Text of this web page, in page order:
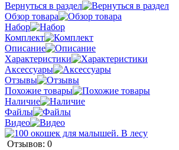
Вернуться в раздел
Обзор товара
Набор
Комплект
Описание
Характеристики
Аксессуары
Отзывы
Похожие товары
Наличие
Файлы
Видео
Отзывов: 0